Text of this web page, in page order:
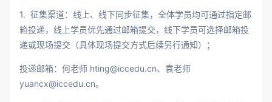
1. 征集渠道：线上、线下同步征集，全体学员均可通过指定邮
箱投递，线上学员优先通过邮箱提交，线下学员可选择邮箱投
递或现场提交（具体现场提交方式后续另行通知）；
投递邮箱：何老师 hting@iccedu.cn、袁老师
yuancx@iccedu.cn。